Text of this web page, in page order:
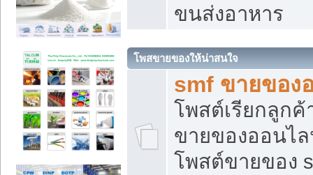
ขนส่งอาหาร
โพสขายของให้น่าสนใจ
smf ขายของ
โพสต์เรียกลูกค้
ขายของออนไ
โพสต์ขายของ